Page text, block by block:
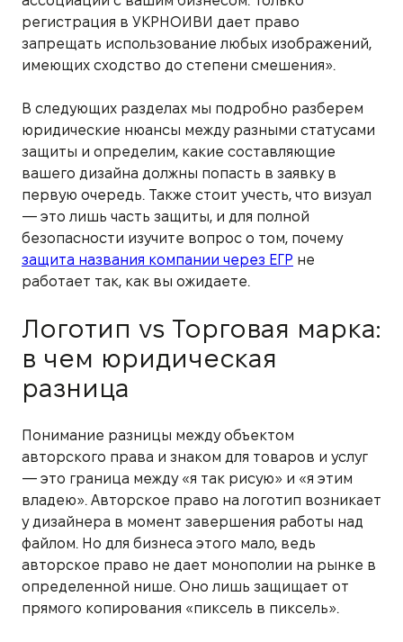
регистрация в УКРНОИВИ дает право
запрещать использование любых изображений,
имеющих сходство до степени смешения».
В следующих разделах мы подробно разберем
юридические нюансы между разными статусами
защиты и определим, какие составляющие
вашего дизайна должны попасть в заявку в
первую очередь. Также стоит учесть, что визуал
— это лишь часть защиты, и для полной
безопасности изучите вопрос о том, почему
защита названия компании через ЕГР не
работает так, как вы ожидаете.
Логотип vs Торговая марка:
в чем юридическая
разница
Понимание разницы между объектом
авторского права и знаком для товаров и услуг
— это граница между «я так рисую» и «я этим
владею». Авторское право на логотип возникает
у дизайнера в момент завершения работы над
файлом. Но для бизнеса этого мало, ведь
авторское право не дает монополии на рынке в
определенной нише. Оно лишь защищает от
прямого копирования «пиксель в пиксель».